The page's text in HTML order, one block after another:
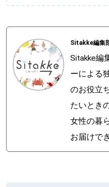
Sitakke編集
Sitakke編
ーによる
のお役立
たいとき
女性の暮
お届けで